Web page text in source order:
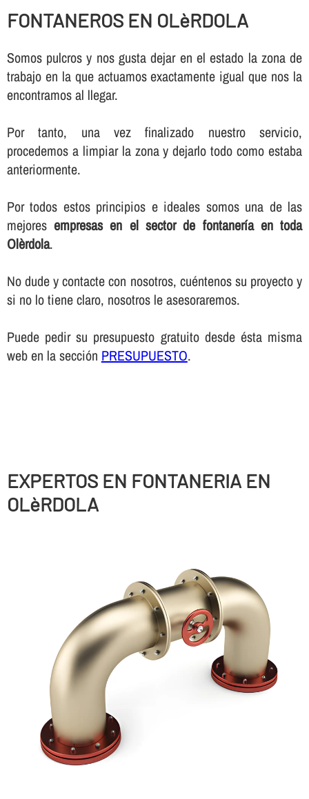
FONTANEROS EN OLèRDOLA
Somos pulcros y nos gusta dejar en el estado la zona de
trabajo en la que actuamos exactamente igual que nos la
encontramos al llegar.
Por tanto, una vez finalizado nuestro servicio,
procedemos a limpiar la zona y dejarlo todo como estaba
anteriormente.
Por todos estos principios e ideales somos una de las
mejoresempresas en el sector de fontanerí­a en toda
Olèrdola.
No dude y contacte con nosotros, cuéntenos su proyecto y
si no lo tiene claro, nosotros le asesoraremos.
Puede pedir su presupuesto gratuito desde ésta misma
web en la sección PRESUPUESTO.
EXPERTOS EN FONTANERIA EN
OLèRDOLA